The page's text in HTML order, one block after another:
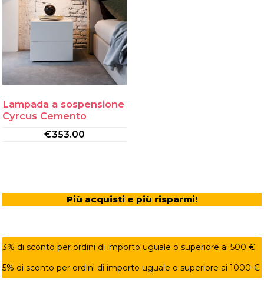
Lampada a sospensione
Cyrcus Cemento
€353.00
Più acquisti e più risparmi!
3% di sconto per ordini di importo uguale o superiore ai 500 €
5% di sconto per ordini di importo uguale o superiore ai 1000 €